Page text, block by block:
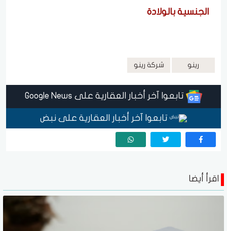
الجنسية بالولادة
رينو شركة رينو
تابعوا آخر أخبار العقارية على Google News
تابعوا آخر أخبار العقارية على نبض
اقرأ أيضا